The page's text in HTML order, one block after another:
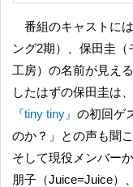
番組のキャストには、ハロプロOGから、矢口真里（モーニ
ング2期）、保田圭
工房）の名前が見え
したはずの保田圭は
『tiny tiny』 の初回ゲ
のか？」との声も聞こ
そして現役メンバー
朋子（Juice=Juice）